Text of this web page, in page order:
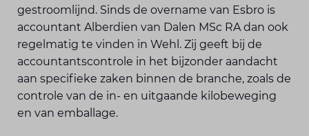
gestroomlijnd. Sinds de overname van Esbro is
accountant Alberdien van Dalen MSc RA dan ook
regelmatig te vinden in Wehl. Zij geeft bij de
accountantscontrole in het bijzonder aandacht
aan specifieke zaken binnen de branche, zoals de
controle van de in- en uitgaande kilobeweging
en van emballage.